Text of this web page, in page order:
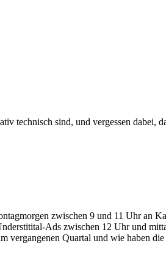
technisch sind, und vergessen dabei,
zwischen 9 und 11 Uhr an
Ads zwischen 12 Uhr und
Quartal und wie haben